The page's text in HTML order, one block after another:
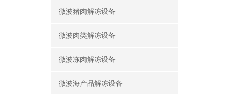
微波猪肉解冻设备
微波肉类解冻设备
微波冻肉解冻设备
微波海产品解冻设备